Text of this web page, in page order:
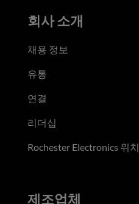
회사 소개
채용 정보
유통
연결
리더십
Rochester Electronics 위치
제조업체